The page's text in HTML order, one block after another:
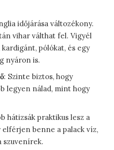
időjárása változékony.
vihar válthat fel. Vigyél
pólókat, és egy
nyáron is.
: Szinte biztos, hogy
legyen nálad, mint hogy
hátizsák praktikus lesz a
elférjen benne a palack víz,
szuvenírek.